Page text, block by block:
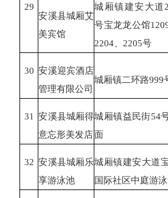
29
安溪县城厢艾
美宾馆
城厢镇建安大道
号宝龙龙公馆1209
2204、2205号
30 安溪迎宾酒店
管理有限公司
城厢镇二环路999
31
安溪县城厢得
意忘形美发店
城厢镇益民街54
面
32 安溪县城厢乐
享游泳池
城厢镇建安大道
国际社区中庭游